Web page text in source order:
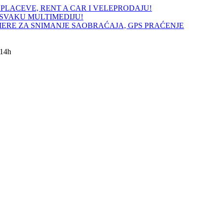
RENT A CAR I VELEPRODAJU!
MULTIMEDIJU!
ZA SNIMANJE SAOBRAĆAJA, GPS PRAĆENJE